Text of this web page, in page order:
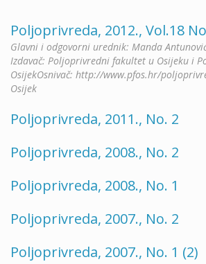
Poljoprivreda, 2012., Vol.18
Glavni i odgovorni urednik: Manda
Izdavač: Poljoprivredni fakultet u Osijeku i
OsijekOsnivač: http://www.pfos.hr/
Osijek
Poljoprivreda, 2011., No. 2
Poljoprivreda, 2008., No. 2
Poljoprivreda, 2008., No. 1
Poljoprivreda, 2007., No. 2
Poljoprivreda, 2007., No. 1 (2)